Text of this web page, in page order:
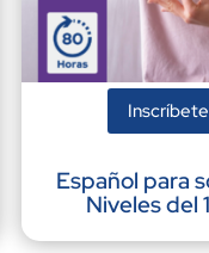
Inscríbete
Español para
Niveles del